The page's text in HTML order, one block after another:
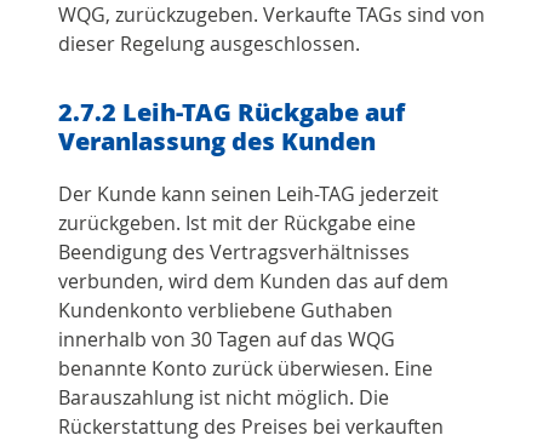
WQG, zurückzugeben. Verkaufte TAGs sind von
dieser Regelung ausgeschlossen.
2.7.2 Leih-TAG Rückgabe auf
Veranlassung des Kunden
Der Kunde kann seinen Leih-TAG jederzeit
zurückgeben. Ist mit der Rückgabe eine
Beendigung des Vertragsverhältnisses
verbunden, wird dem Kunden das auf dem
Kundenkonto verbliebene Guthaben
innerhalb von 30 Tagen auf das WQG
benannte Konto zurück überwiesen. Eine
Barauszahlung ist nicht möglich. Die
Rückerstattung des Preises bei verkauften